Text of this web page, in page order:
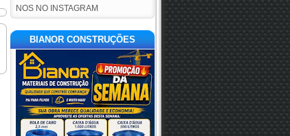
NOS NO INSTAGRAM
BIANOR CONSTRUÇÕES